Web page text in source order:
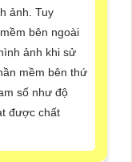
ảnh. Tuy
bên ngoài
ảnh khi sử
mềm bên thứ
số như độ
được chất